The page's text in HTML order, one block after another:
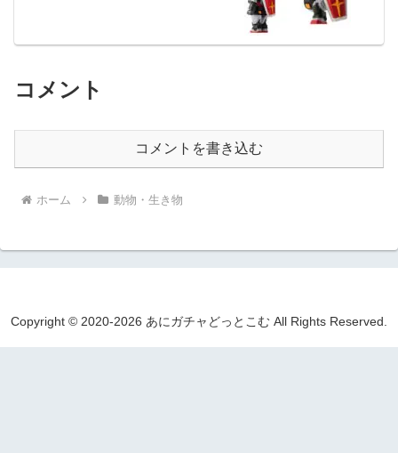
コメント
コメントを書き込む
ホーム 動物・生き物
Copyright © 2020-2026 あにガチャどっとこむ All Rights Reserved.